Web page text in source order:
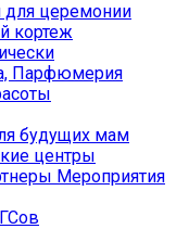
церемонии
кортеж
Парфюмерия
будущих мам
центры
Мероприятия